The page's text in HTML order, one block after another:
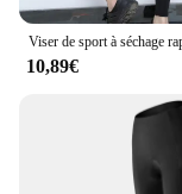
10,89€